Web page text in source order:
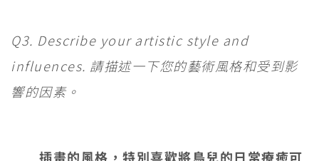
Q3. Describe your artistic style and
influences. 請描述一下您的藝術風格和受到影
響的因素。
插畫的風格，特別喜歡將鳥兒的日常療癒可